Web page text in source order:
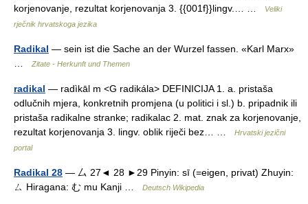
korjenovanje, rezultat korjenovanja 3. {{001f}}lingv.… …
Veliki
rječnik hrvatskoga jezika
Radikal — sein ist die Sache an der Wurzel fassen. «Karl Marx»
Zitate - Herkunft und Themen
radikal — radìkāl m <G radikála> DEFINICIJA 1. a. pristaša
odlučnih mjera, konkretnih promjena (u politici i sl.) b. pripadnik ili
pristaša radikalne stranke; radikalac 2. mat. znak za korjenovanje,
rezultat korjenovanja 3. lingv. oblik riječi bez… …
Hrvatski jezični
portal
Radikal 28 — 厶 27◄ 28 ►29 Pinyin: sī (=eigen, privat) Zhuyin:
ㄙ Hiragana: む mu Kanji …
Deutsch Wikipedia